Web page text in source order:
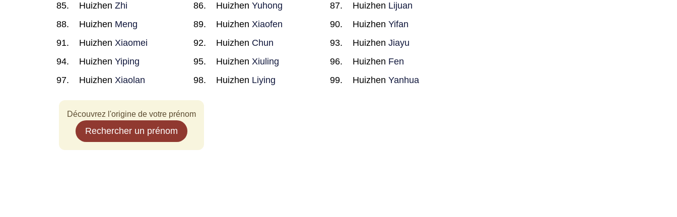
Huizhen Zhi Huizhen Yuhong Huizhen Lijuan
Huizhen Meng Huizhen Xiaofen HuizhenYifan
Huizhen Xiaomei Huizhen Chun HuizhenJiayu
Huizhen Yiping Huizhen Xiuling Huizhen Fen
Huizhen Xiaolan Huizhen Liying HuizhenYanhua
Découvrez l'origine de votre prénom
Rechercher un prénom